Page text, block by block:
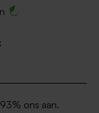
ons aan.